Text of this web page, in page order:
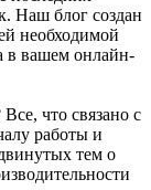
Наш блог создан
необходимой
в вашем онлайн-
что связано с
работы и
тем о